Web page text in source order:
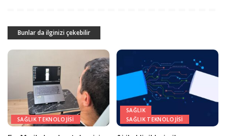
Bunlar da ilginizi çekebilir
SAĞLIK TEKNOLOJISI
SAĞLIK
SAĞLIK TEKNOLOJISI